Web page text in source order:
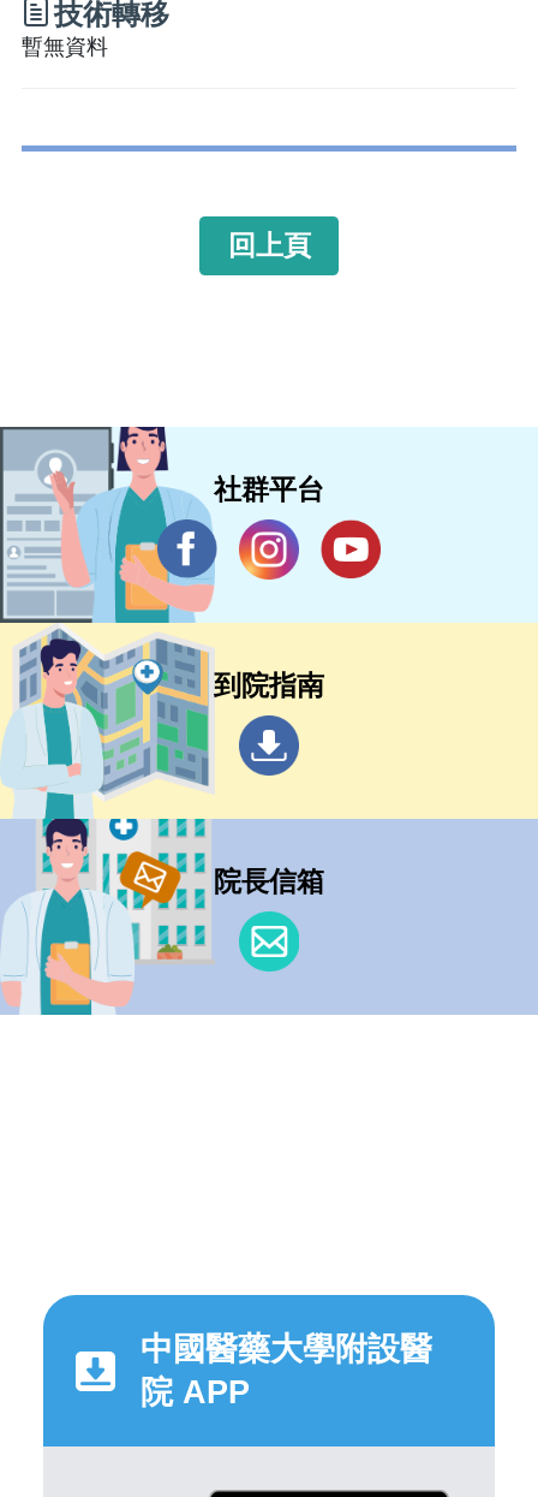
技術轉移
暫無資料
回上頁
社群平台
到院指南
院長信箱
中國醫藥大學附設醫
院 APP